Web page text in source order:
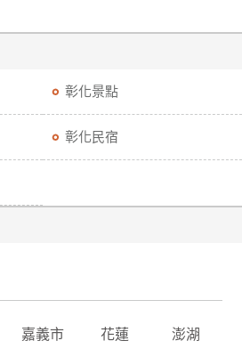
彰化景點
彰化民宿
嘉義市 花蓮 澎湖